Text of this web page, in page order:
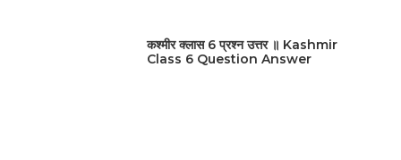
कश्मीर क्लास 6 प्रश्न उत्तर ॥ Kashmir
Class 6 Question Answer